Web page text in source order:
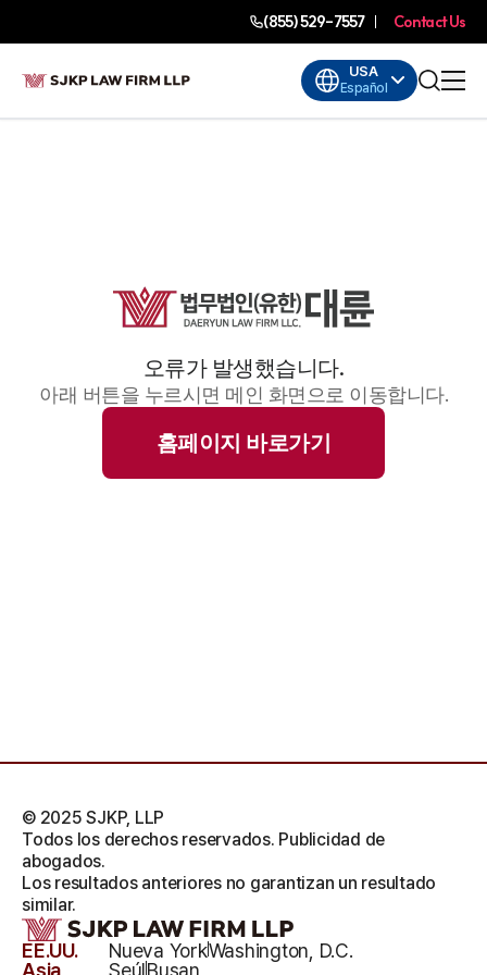
(855) 529-7557 Contact Us
USA
Español
오류가 발생했습니다.
아래 버튼을 누르시면 메인 화면으로 이동합니다.
홈페이지 바로가기
EE.UU. Nueva YorkWashington, D.C.
© 2025 SJKP, LLP
Todos los derechos reservados. Publicidad de
abogados.
Los resultados anteriores no garantizan un resultado
similar.